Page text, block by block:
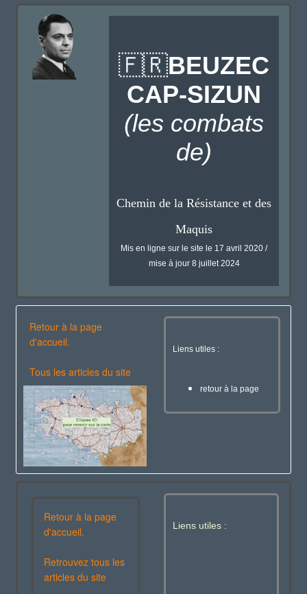
🇫🇷BEUZEC
CAP-SIZUN
(les combats
de)
Chemin de la Résistance et des
Maquis
Mis en ligne sur le site le 17 avril 2020 /
mise à jour 8 juillet 2024
Retour à la page
d'accueil.
Tous les articles du site
Liens utiles :
retour à la page
Retour à la page
d'accueil.
Retrouvez tous les
articles du site
Liens utiles :